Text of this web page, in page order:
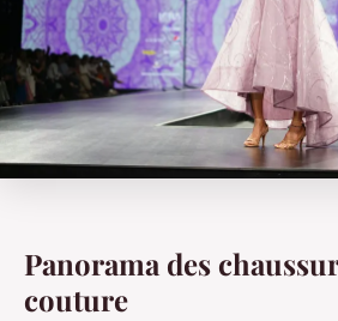
Panorama des
couture